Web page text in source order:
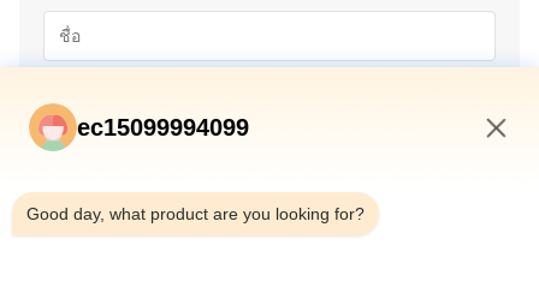
ec15099994099
Good day, what product are you looking for?